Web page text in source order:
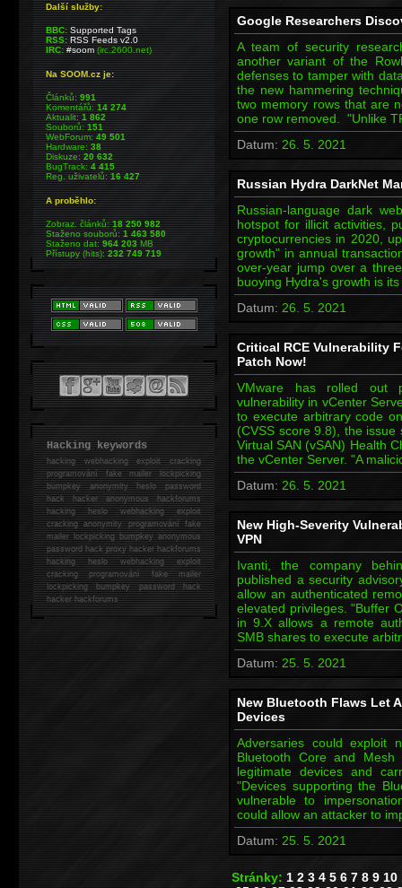
Google Researchers
A team of security
another variant of the
defenses to tamper with
the new hammering
two memory rows that are
one row removed. "Unlike
Datum: 26. 5. 2021
Russian Hydra DarkNet
Russian-language dark
hotspot for illicit activities,
cryptocurrencies in 2020,
growth" in annual
over-year jump over a
buoying Hydra's growth is
Datum: 26. 5. 2021
Critical RCE Vulnerability
Patch Now!
VMware has rolled out
vulnerability in vCenter
to execute arbitrary code
(CVSS score 9.8), the
Virtual SAN (vSAN) Health
the vCenter Server. "A
Datum: 26. 5. 2021
New High-Severity
VPN
Ivanti, the company
published a security
allow an authenticated
elevated privileges. "Buffer
in 9.X allows a remote
SMB shares to execute
Datum: 25. 5. 2021
New Bluetooth Flaws Let
Devices
Adversaries could exploit
Bluetooth Core and Mesh
legitimate devices and
"Devices supporting the
vulnerable to
could allow an attacker to
Datum: 25. 5. 2021
Stránky: 1 2 3 4 5 6 7 8 9 10
Další služby:
BBC: Supported Tags
RSS: RSS Feeds v2.0
IRC: #soom(irc.2600.net)
Na SOOM.cz je:
Článků:991
Komentářů:14 274
Aktualit:1 862
Souborů:151
WebForum:49 501
Hardware:38
Diskuze:20 632
BugTrack:4 415
Reg. uživatelů:16 427
A proběhlo:
Zobraz. článků:18 250 982
Staženo souborů:1 463 580
Staženo dat:964 203MB
Přístupy (hits):232 749 719
Hacking keywords
hackingwebhacking exploit cracking
programování fake mailer lockpicking
bumpkey anonymity heslo password
hackhacker anonymous hackforums
hackingheslo webhacking exploit
cracking anonymity programování fake
mailer lockpicking bumpkey anonymous
password hack proxy hacker hackforums
hacking heslo webhacking exploit
cracking programování fake mailer
lockpicking bumpkey password hack
hackerhackforums